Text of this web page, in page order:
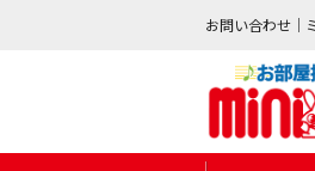
お問い合わせ｜